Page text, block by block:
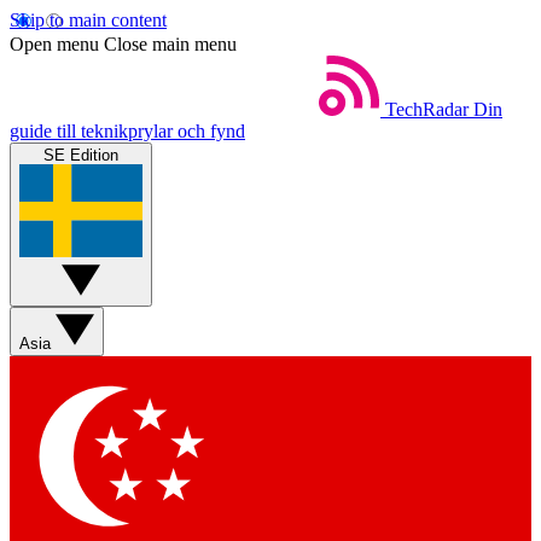
Skip to main content
Open menu Close main menu
TechRadar Din
guide till teknikprylar och fynd
SE Edition
Asia